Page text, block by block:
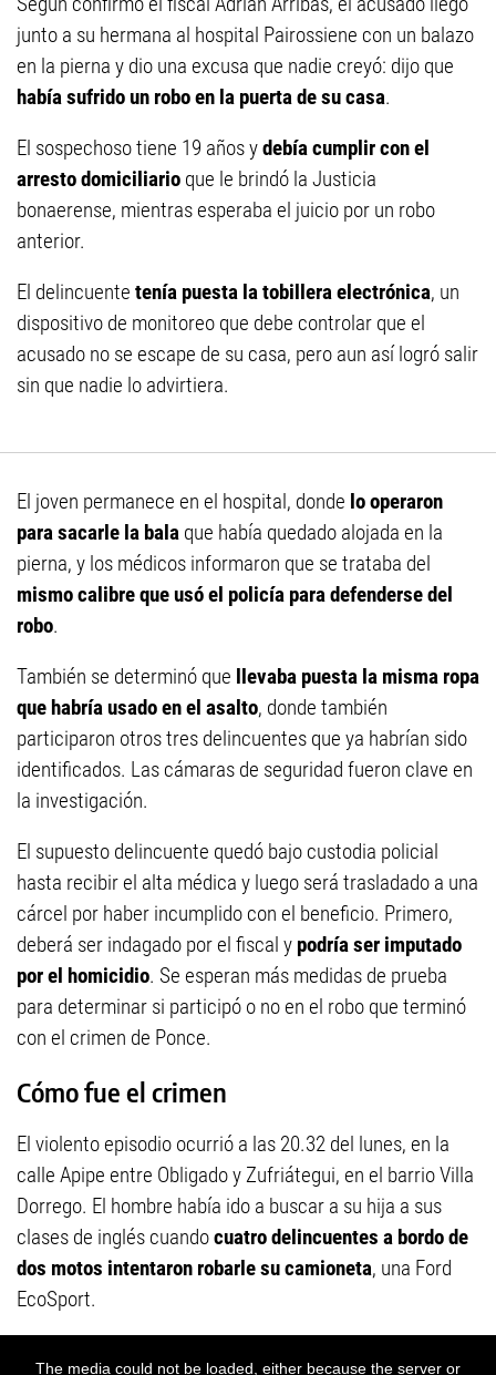
junto a su hermana al hospital Pairossiene con un balazo
en la pierna y dio una excusa que nadie creyó: dijo que
había sufrido un robo en la puerta de su casa.
El sospechoso tiene 19 años ydebía cumplir con el
arresto domiciliario que le brindó la Justicia
bonaerense, mientras esperaba el juicio por un robo
anterior.
El delincuente tenía puesta la tobillera electrónica, un
dispositivo de monitoreo que debe controlar que el
acusado no se escape de su casa, pero aun así logró salir
sin que nadie lo advirtiera.
El joven permanece en el hospital, donde lo operaron
para sacarle la bala que había quedado alojada en la
pierna, y los médicos informaron que se trataba del
mismo calibre que usó el policía para defenderse del
robo.
También se determinó que llevaba puesta la misma ropa
que habría usado en el asalto, donde también
participaron otros tres delincuentes que ya habrían sido
identificados. Las cámaras de seguridad fueron clave en
la investigación.
El supuesto delincuente quedó bajo custodia policial
hasta recibir el alta médica y luego será trasladado a una
cárcel por haber incumplido con el beneficio. Primero,
deberá ser indagado por el fiscal y podría ser imputado
por el homicidio. Se esperan más medidas de prueba
para determinar si participó o no en el robo que terminó
con el crimen de Ponce.
Cómo fue el crimen
El violento episodio ocurrió a las 20.32 del lunes, en la
calle Apipe entre Obligado y Zufriátegui, en el barrio Villa
Dorrego. El hombre había ido a buscar a su hija a sus
clases de inglés cuandocuatro delincuentes a bordo de
dos motos intentaron robarle su camioneta, una Ford
EcoSport.